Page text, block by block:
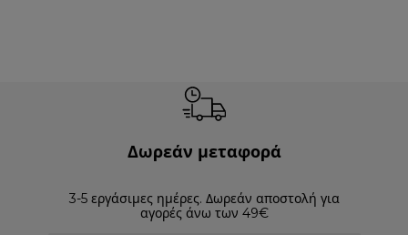
Δωρεάν μεταφορά
3-5 εργάσιμες ημέρες. Δωρεάν αποστολή για
αγορές άνω των 49€